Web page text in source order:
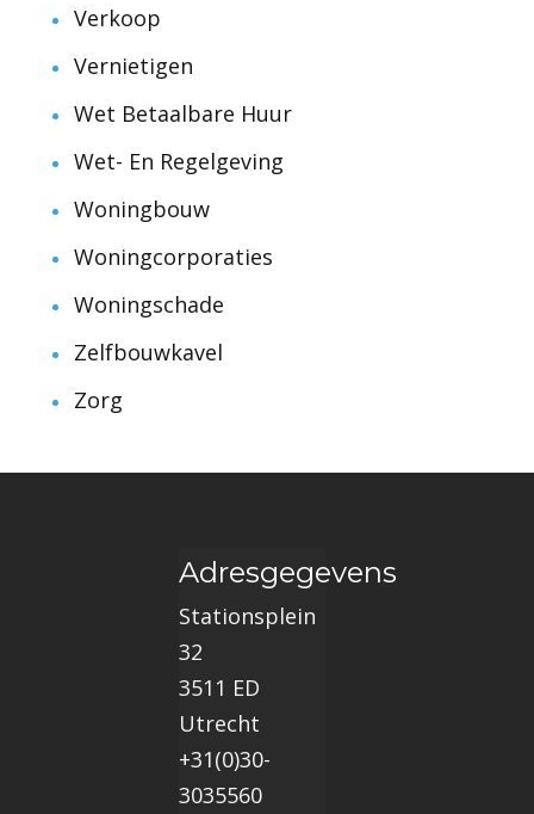
Verkoop
Vernietigen
Wet Betaalbare Huur
Wet- En Regelgeving
Woningbouw
Woningcorporaties
Woningschade
Zelfbouwkavel
Zorg
Adresgegevens
Stationsplein
32
3511 ED
Utrecht
+31(0)30-
3035560